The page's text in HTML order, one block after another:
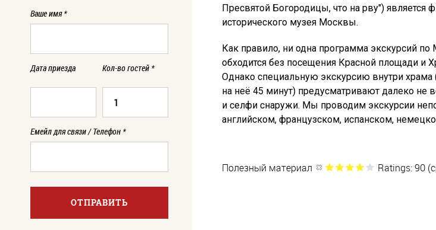
Пресвятой Богородицы, что на рву") является
исторического музея Москвы.
Как правило, ни одна программа экскурсий
обходится без посещения Красной площади и
Однако специальную экскурсию внутри
на неё 45 минут) предусматривают далеко не
и селфи снаружи. Мы проводим экскурсии
английском, французском, испанском,
Полезный материал Ratings: 90
Ваше имя*
Дата приезда Кол-во гостей *
Емейл для связи / Телефон *
ОТПРАВИТЬ